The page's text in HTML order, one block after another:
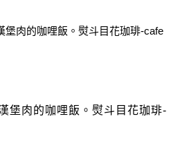
堡肉的咖哩飯。熨斗目花珈琲-